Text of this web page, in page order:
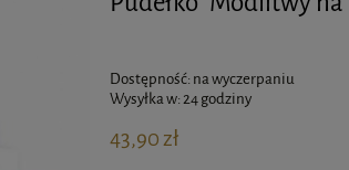
Dostępność: na wyczerpaniu
Wysyłka w:24 godziny
43,90 zł